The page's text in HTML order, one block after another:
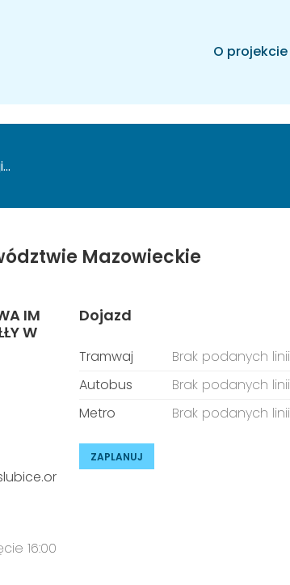
O projekcie
Mazowieckie
IM
W
16:00
Dojazd
Tramwaj
Brak podanych linii
Autobus
Brak podanych linii
Metro
Brak podanych linii
ZAPLANUJ